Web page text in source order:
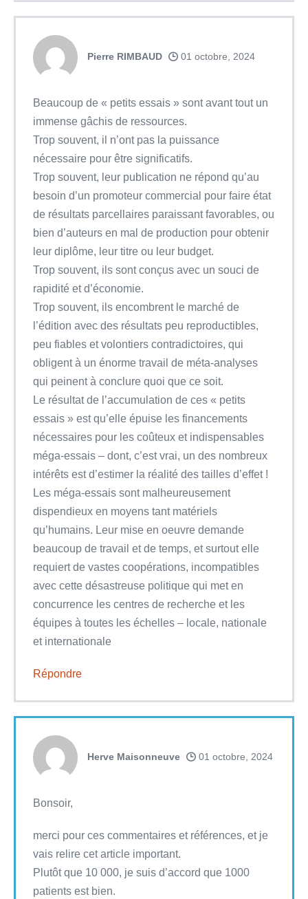
Pierre RIMBAUD 01 octobre, 2024
Beaucoup de « petits essais » sont avant tout un
immense gâchis de ressources.
Trop souvent, il n’ont pas la puissance
nécessaire pour être significatifs.
Trop souvent, leur publication ne répond qu’au
besoin d’un promoteur commercial pour faire état
de résultats parcellaires paraissant favorables, ou
bien d’auteurs en mal de production pour obtenir
leur diplôme, leur titre ou leur budget.
Trop souvent, ils sont conçus avec un souci de
rapidité et d’économie.
Trop souvent, ils encombrent le marché de
l’édition avec des résultats peu reproductibles,
peu fiables et volontiers contradictoires, qui
obligent à un énorme travail de méta-analyses
qui peinent à conclure quoi que ce soit.
Le résultat de l’accumulation de ces « petits
essais » est qu’elle épuise les financements
nécessaires pour les coûteux et indispensables
méga-essais – dont, c’est vrai, un des nombreux
intérêts est d’estimer la réalité des tailles d’effet !
Les méga-essais sont malheureusement
dispendieux en moyens tant matériels
qu’humains. Leur mise en oeuvre demande
beaucoup de travail et de temps, et surtout elle
requiert de vastes coopérations, incompatibles
avec cette désastreuse politique qui met en
concurrence les centres de recherche et les
équipes à toutes les échelles – locale, nationale
et internationale
Répondre
Herve Maisonneuve 01 octobre, 2024
Bonsoir,
merci pour ces commentaires et références, et je
vais relire cet article important.
Plutôt que 10 000, je suis d’accord que 1000
patients est bien.